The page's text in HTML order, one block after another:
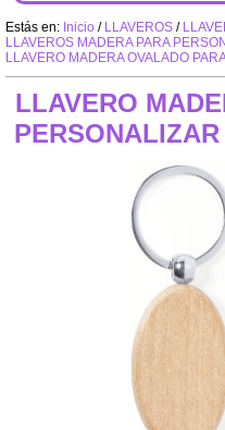
Estás en: Inicio / LLAVEROS /
LLAVEROS MADERA PARA
LLAVERO MADERA OVALADO
LLAVERO